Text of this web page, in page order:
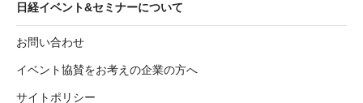
日経イベント&セミナーについて
お問い合わせ
イベント協賛をお考えの企業の方へ
サイトポリシー